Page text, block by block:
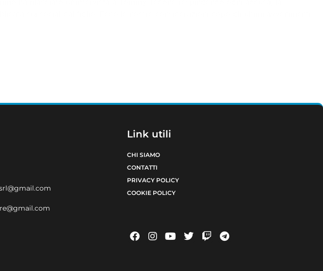
Link utili
CHI SIAMO
CONTATTI
PRIVACY POLICY
COOKIE POLICY